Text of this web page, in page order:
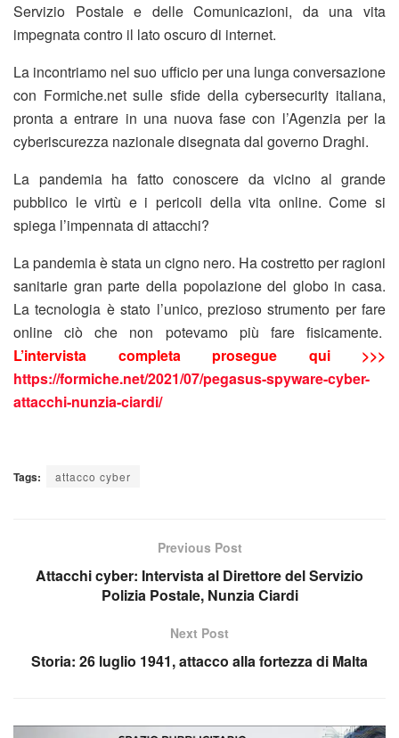
Servizio Postale e delle Comunicazioni, da una vita
impegnata contro il lato oscuro di internet.
La incontriamo nel suo ufficio per una lunga conversazione
con Formiche.net sulle sfide della cybersecurity italiana,
pronta a entrare in una nuova fase con l’Agenzia per la
cyberiscurezza nazionale disegnata dal governo Draghi.
La pandemia ha fatto conoscere da vicino al grande
pubblico le virtù e i pericoli della vita online. Come si
spiega l’impennata di attacchi?
La pandemia è stata un cigno nero. Ha costretto per ragioni
sanitarie gran parte della popolazione del globo in casa.
La tecnologia è stato l’unico, prezioso strumento per fare
online ciò che non potevamo più fare fisicamente.
L’intervista completa prosegue qui >>>
https://formiche.net/2021/07/pegasus-spyware-cyber-
attacchi-nunzia-ciardi/
Tags: attacco cyber
Previous Post
Attacchi cyber: Intervista al Direttore del Servizio
Polizia Postale, Nunzia Ciardi
Next Post
Storia: 26 luglio 1941, attacco alla fortezza di Malta